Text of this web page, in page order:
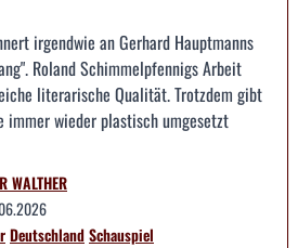
irgendwie an Gerhard Hauptmanns
Roland Schimmelpfennigs Arbeit
literarische Qualität. Trotzdem gibt
wieder plastisch umgesetzt
WALTHER
DeutschlandSchauspiel